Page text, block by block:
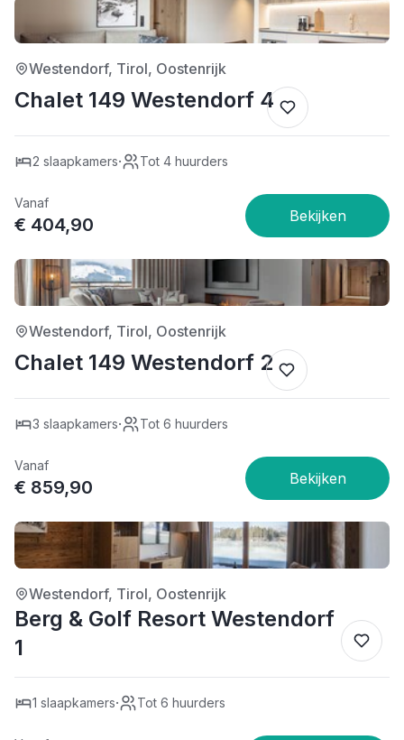
Westendorf, Tirol, Oostenrijk
Chalet 149 Westendorf 4
2 slaapkamers· Tot 4 huurders
Vanaf
€ 404,90
4/5
Westendorf, Tirol, Oostenrijk
Chalet 149 Westendorf 2
3 slaapkamers· Tot 6 huurders
Vanaf
€ 859,90
5/5
Westendorf, Tirol, Oostenrijk
Berg & Golf Resort Westendorf
1
1 slaapkamers· Tot 6 huurders